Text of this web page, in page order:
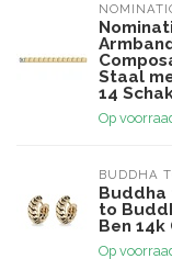
Staal
14
Op
BUDDHA
Buddha
to
Ben
Op